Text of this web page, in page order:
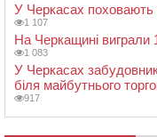
У Черкасах поховають
1 107
На Черкащині виграли
1 083
У Черкасах
біля майбутнього
917